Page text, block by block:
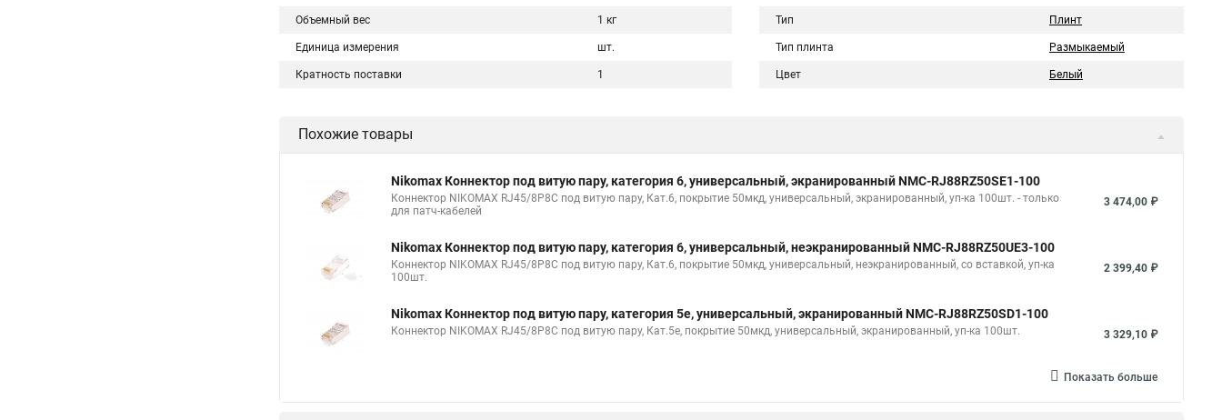
Объемный вес 1 кг
Единица измерения шт.
Кратность поставки 1
Тип Плинт
Тип плинта Размыкаемый
Цвет Белый
Похожие товары
Nikomax Коннектор под витую пару, категория 6, универсальный, экранированный NMC-RJ88RZ50SE1-100
Коннектор NIKOMAX RJ45/8P8C под витую пару, Кат.6, покрытие 50мкд, универсальный, экранированный, уп-ка 100шт. - только
для патч-кабелей
3 474,00 ₽
Nikomax Коннектор под витую пару, категория 6, универсальный, неэкранированный NMC-RJ88RZ50UE3-100
Коннектор NIKOMAX RJ45/8P8C под витую пару, Кат.6, покрытие 50мкд, универсальный, неэкранированный, со вставкой, уп-ка
100шт.
2 399,40 ₽
Nikomax Коннектор под витую пару, категория 5е, универсальный, экранированный NMC-RJ88RZ50SD1-100
Коннектор NIKOMAX RJ45/8P8C под витую пару, Кат.5е, покрытие 50мкд, универсальный, экранированный, уп-ка 100шт. 3 329,10 ₽
Показать больше